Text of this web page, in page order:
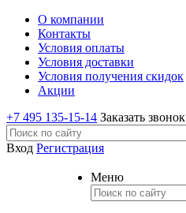
О компании
Контакты
Условия оплаты
Условия доставки
Условия получения скидок
Акции
+7 495 135-15-14 Заказать звонок
Вход Регистрация
Меню